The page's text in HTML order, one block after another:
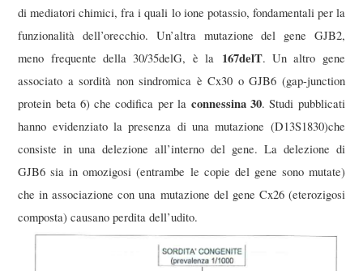
di mediatori chimici, fra i quali lo ione potassio, fondamentali per la
funzionalità dell’orecchio. Un’altra mutazione del gene GJB2,
meno frequente della 30/35delG, è la 167delT. Un altro gene
associato a sordità non sindromica è Cx30 o GJB6 (gap-junction
protein beta 6) che codifica per la connessina 30. Studi pubblicati
hanno evidenziato la presenza di una mutazione (D13S1830)che
consiste in una delezione all’interno del gene. La delezione di
GJB6 sia in omozigosi (entrambe le copie del gene sono mutate)
che in associazione con una mutazione del gene Cx26 (eterozigosi
composta) causano perdita dell’udito.